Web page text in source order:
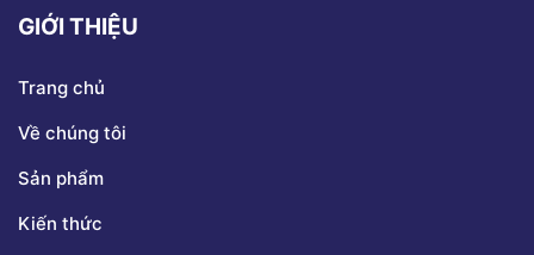
GIỚI THIỆU
Trang chủ
Về chúng tôi
Sản phẩm
Kiến thức